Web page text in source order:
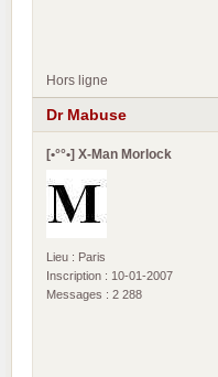
Hors ligne
Dr Mabuse
[•°°•] X-Man Morlock
Lieu : Paris
Inscription : 10-01-2007
Messages : 2 288